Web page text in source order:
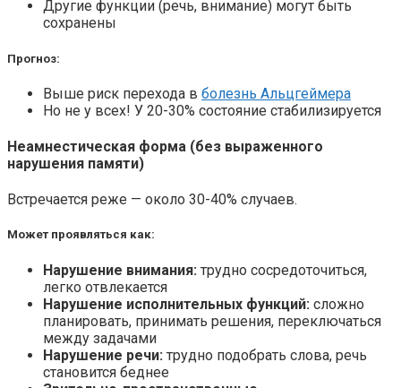
Другие функции (речь, внимание) могут быть
сохранены
Прогноз:
Выше риск перехода в болезнь Альцгеймера
Но не у всех! У 20-30% состояние стабилизируется
Неамнестическая форма (без выраженного
нарушения памяти)
Встречается реже — около 30-40% случаев.
Может проявляться как:
Нарушение внимания: трудно сосредоточиться,
легко отвлекается
Нарушение исполнительных функций: сложно
планировать, принимать решения, переключаться
между задачами
Нарушение речи: трудно подобрать слова, речь
становится беднее